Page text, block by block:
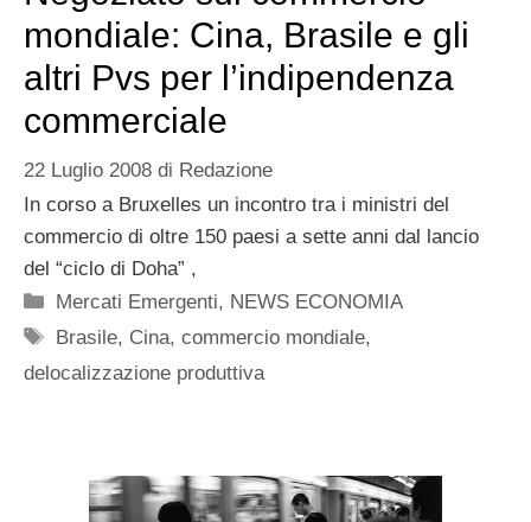
mondiale: Cina, Brasile e gli
altri Pvs per l’indipendenza
commerciale
22 Luglio 2008 di Redazione
In corso a Bruxelles un incontro tra i ministri del
commercio di oltre 150 paesi a sette anni dal lancio
del “ciclo di Doha” ,
Categorie
Mercati Emergenti, NEWS ECONOMIA
Tag
Brasile, Cina,commercio mondiale,
delocalizzazione produttiva